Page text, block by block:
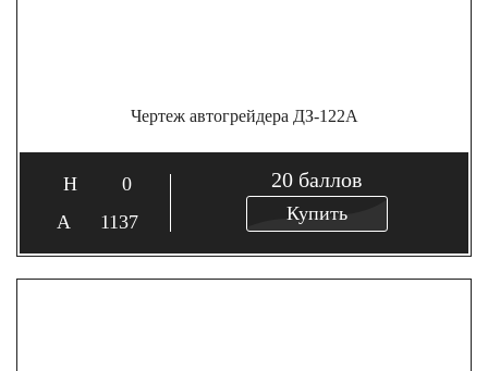
Чертеж автогрейдера ДЗ-122А
0
1137
20 баллов
Купить